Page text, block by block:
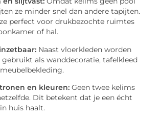
ze minder snel dan andere tapijten.
perfect voor drukbezochte ruimtes
of hal.
Naast vloerkleden worden
als wanddecoratie, tafelkleed
en kleuren: Geen twee kelims
Dit betekent dat je een écht
huis haalt.